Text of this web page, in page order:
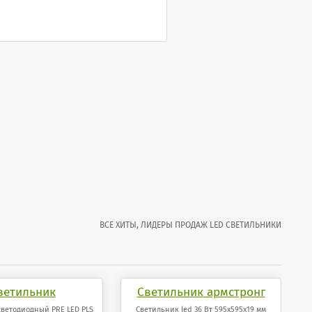
ВСЕ ХИТЫ, ЛИДЕРЫ ПРОДАЖ LED СВЕТИЛЬНИКИ
PRE LED
PRE LED PLS
Светильник армстронг
светодиодный 36 Вт
Светильник led 36 Вт 595x595x19 мм